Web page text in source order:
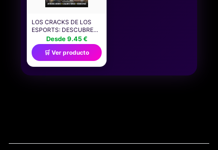
LOS CRACKS DE LOS
ESPORTS: DESCUBRE
LOS SECRETOS DEL
MUNDO DE LOS
VIDEOJUEGOS
PROFESIONALES: LOS
MEJORES JUGADORES,
LOS MEJORES
Desde 9.45 €
🛒 Ver producto